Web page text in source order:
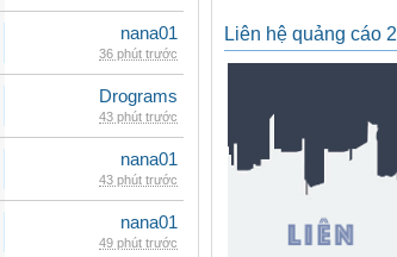
nana01
36 phút trước
Drograms
43 phút trước
nana01
43 phút trước
nana01
49 phút trước
Liên hệ quảng cáo 2